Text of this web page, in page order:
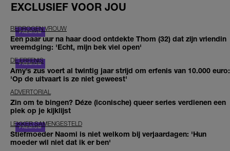
EXCLUSIEF VOOR JOU
BEDROGEN VROUW
Een paar uur na haar dood ontdekte Thom (32) dat zijn vriendin
vreemdging: 'Echt, mijn bek viel open'
DE ERFENIS
Amy’s zus voert al twintig jaar strijd om erfenis van 10.000 euro:
'Op de uitvaart is ze niet geweest'
ADVERTORIAL
Zin om te bingen? Déze (iconische) queer series verdienen een
plek op je kijklijst
LEKKER SAMENGESTELD
Stiefmoeder Naomi is niet welkom bij verjaardagen: 'Hun
moeder wil niet dat ik er ben'